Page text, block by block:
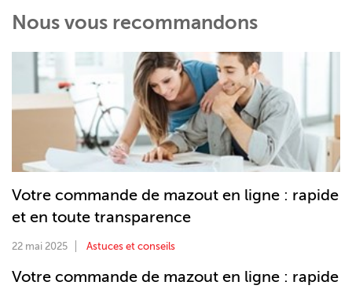
Nous vous recommandons
Votre commande de mazout en ligne : rapide
et en toute transparence
22 mai 2025 Astuces et conseils
Votre commande de mazout en ligne : rapide